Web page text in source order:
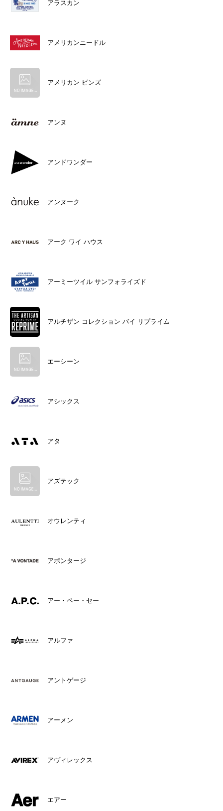
アラスカン
アメリカンニードル
アメリカン ピンズ
アンヌ
アンドワンダー
アンヌーク
アーク ワイ ハウス
アーミーツイル サンフォライズド
アルチザン コレクション バイ リプライム
エーシーン
アシックス
アタ
アズテック
オウレンティ
アボンタージ
アー・ペー・セー
アルファ
アントゲージ
アーメン
アヴィレックス
エアー